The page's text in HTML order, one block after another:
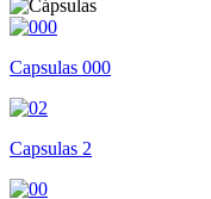
Capsulas 000
Capsulas 2